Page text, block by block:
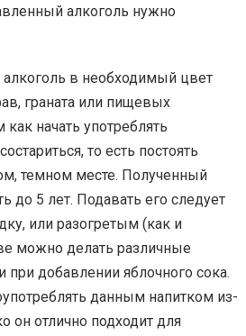
алкоголь нужно
в необходимый цвет
граната или пищевых
начать употреблять
то есть постоять
темном месте. Полученный
до 5 лет. Подавать его следует
или разогретым (как и
можно делать различные
при добавлении яблочного сока.
данным напитком из-
он отлично подходит для